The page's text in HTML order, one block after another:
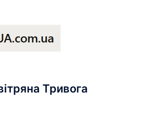
Тривога